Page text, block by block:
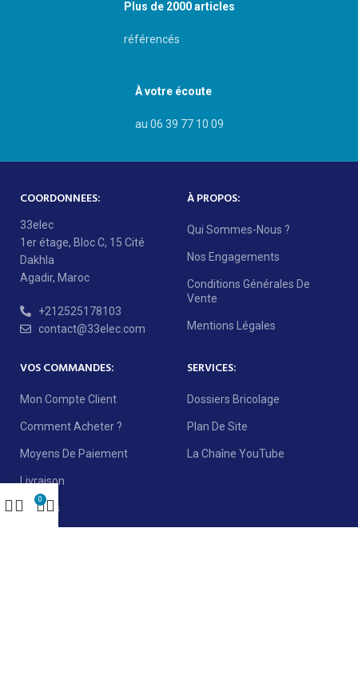
Plus de 2000 articles
référencés
À votre écoute
au 06 39 77 10 09
COORDONNEES:
33elec
1er étage, Bloc C, 15 Cité
Dakhla
Agadir, Maroc
+212525178103
contact@33elec.com
À PROPOS:
Qui Sommes-Nous ?
Nos Engagements
Conditions Générales De
Vente
Mentions Légales
VOS COMMANDES:
Mon Compte Client
Comment Acheter ?
Moyens De Paiement
Livraison
Retours
SERVICES:
Dossiers Bricolage
Plan De Site
La Chaîne YouTube
0